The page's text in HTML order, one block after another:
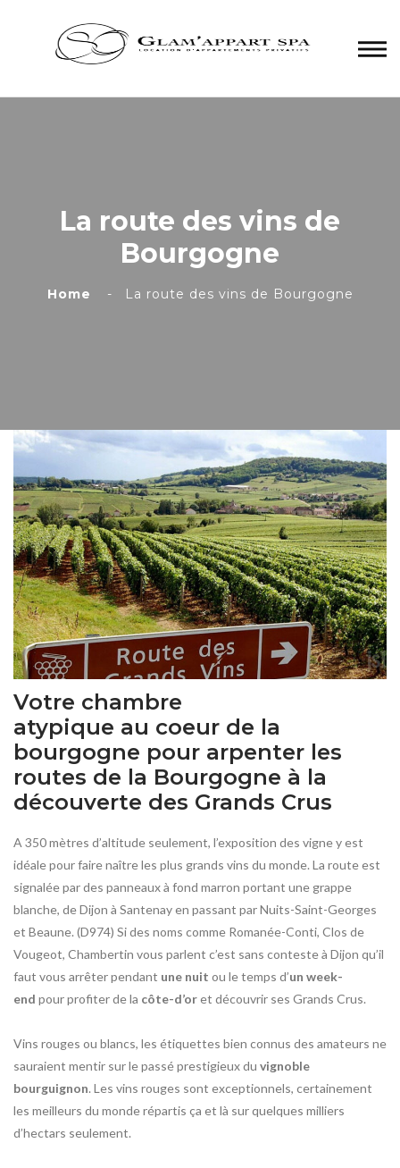
La route des vins de
Bourgogne
Home La route des vins de Bourgogne
Votre chambre
atypique au coeur de la
bourgogne pour arpenter les
routes de la Bourgogne à la
découverte des Grands Crus
A 350 mètres d’altitude seulement, l’exposition des vigne y est
idéale pour faire naître les plus grands vins du monde. La route est
signalée par des panneaux à fond marron portant une grappe
blanche, de Dijon à Santenay en passant par Nuits-Saint-Georges
et Beaune. (D974) Si des noms comme Romanée-Conti, Clos de
Vougeot, Chambertin vous parlent c’est sans conteste à Dijon qu’il
faut vous arrêter pendant une nuit ou le temps d’un week-
end pour profiter de la côte-d’oret découvrir ses Grands Crus.
Vins rouges ou blancs, les étiquettes bien connus des amateurs ne
sauraient mentir sur le passé prestigieux du vignoble
bourguignon. Les vins rouges sont exceptionnels, certainement
les meilleurs du monde répartis ça et là sur quelques milliers
d’hectars seulement.